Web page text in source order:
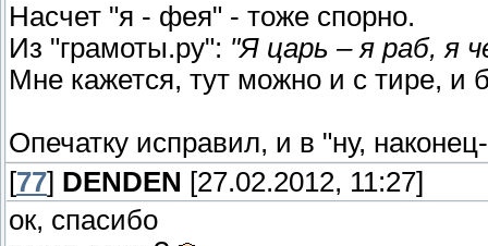
Насчет "я - фея" - тоже спорно.
Из "грамоты.ру": "Я царь – я раб, я
Мне кажется, тут можно и с тире, и
Опечатку исправил, и в "ну,
[77] DENDEN [27.02.2012, 11:27]
ок, спасибо